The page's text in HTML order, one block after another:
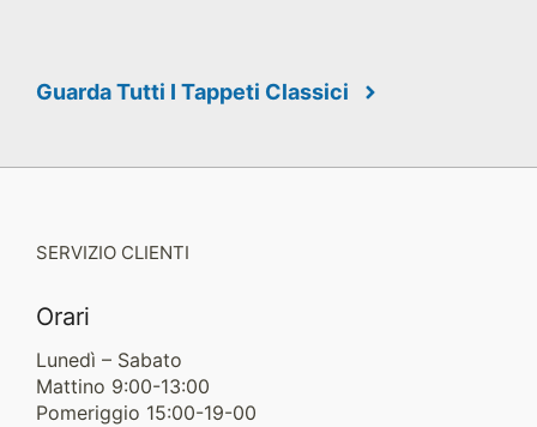
Guarda Tutti I Tappeti Classici
SERVIZIO CLIENTI
Orari
Lunedì – Sabato
Mattino 9:00-13:00
Pomeriggio 15:00-19-00